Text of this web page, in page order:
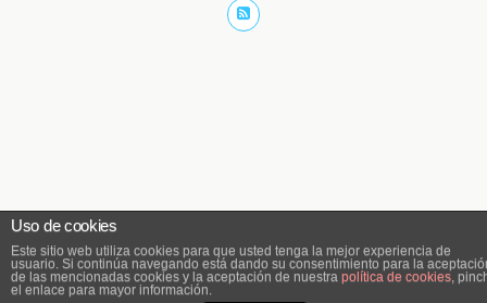
Uso de cookies
Este sitio web utiliza cookies para que usted tenga la mejor experiencia de
usuario. Si continúa navegando está dando su consentimiento para la
de las mencionadas cookies y la aceptación de nuestra política de cookies,
el enlace para mayor información.